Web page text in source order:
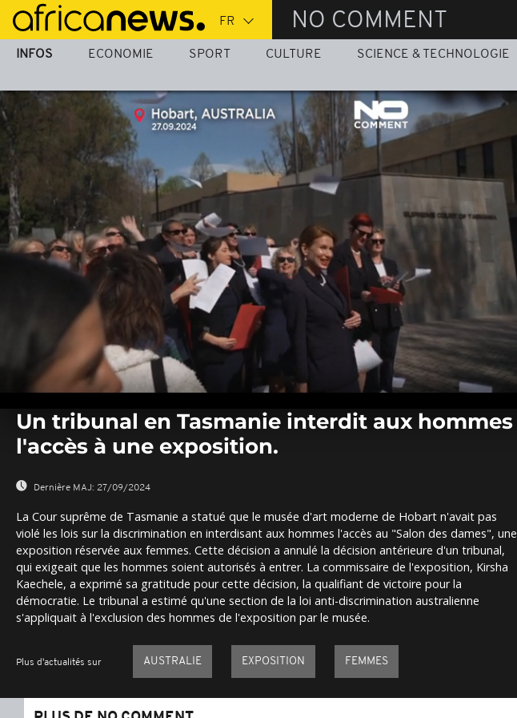
Passer
au
contenu
NO COMMENT
INFOS ECONOMIE SPORT CULTURE SCIENCE & TECHNOLOGIE
seconds
secondsVolume
Un tribunal en Tasmanie interdit aux hommes
l'accès à une exposition.
Dernière MAJ: 27/09/2024
La Cour suprême de Tasmanie a statué que le musée d'art moderne de Hobart n'avait pas
violé les lois sur la discrimination en interdisant aux hommes l'accès au "Salon des dames", une
exposition réservée aux femmes. Cette décision a annulé la décision antérieure d'un tribunal,
qui exigeait que les hommes soient autorisés à entrer. La commissaire de l'exposition, Kirsha
Kaechele, a exprimé sa gratitude pour cette décision, la qualifiant de victoire pour la
démocratie. Le tribunal a estimé qu'une section de la loi anti-discrimination australienne
s'appliquait à l'exclusion des hommes de l'exposition par le musée.
Plus d'actualités sur AUSTRALIE EXPOSITION FEMMES